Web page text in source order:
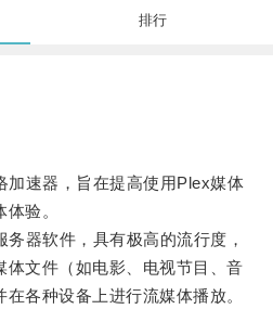
排行
速器，旨在提高使用Plex媒体
验。
器软件，具有极高的流行度，
体文件（如电影、电视节目、音
各种设备上进行流媒体播放。